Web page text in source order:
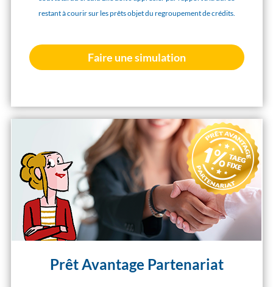
restant à courir sur les prêts objet du regroupement de crédits.
Faire une simulation
Prêt Avantage Partenariat